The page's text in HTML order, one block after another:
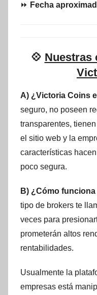
⏩ Fecha
💠 Nuestras
A) ¿Victoria Coins
seguro, no poseen
transparentes,
el sitio web y la
características
poco segura.
B) ¿Cómo funciona
tipo de brokers te
veces para
prometerán altos
rentabilidades.
Usualmente la
empresas está